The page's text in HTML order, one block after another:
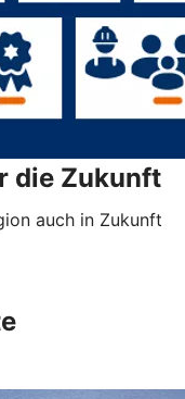
die Zukunft
auch in Zukunft